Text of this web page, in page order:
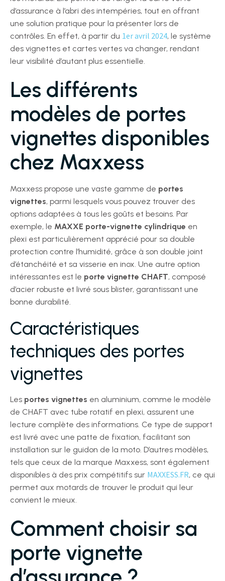
d’assurance à l’abri des intempéries, tout en offrant
une solution pratique pour la présenter lors de
contrôles. En effet, à partir du 1er avril 2024, le système
des vignettes et cartes vertes va changer, rendant
leur visibilité d’autant plus essentielle.
Les différents
modèles de portes
vignettes disponibles
chez Maxxess
Maxxess propose une vaste gamme de portes
vignettes, parmi lesquels vous pouvez trouver des
options adaptées à tous les goûts et besoins. Par
exemple, le MAXXE porte-vignette cylindrique en
plexi est particulièrement apprécié pour sa double
protection contre l’humidité, grâce à son double joint
d’étanchéité et sa visserie en inox. Une autre option
intéressantes est le porte vignette CHAFT, composé
d’acier robuste et livré sous blister, garantissant une
bonne durabilité.
Caractéristiques
techniques des portes
vignettes
Les portes vignettes en aluminium, comme le modèle
de CHAFT avec tube rotatif en plexi, assurent une
lecture complète des informations. Ce type de support
est livré avec une patte de fixation, facilitant son
installation sur le guidon de la moto. D’autres modèles,
tels que ceux de la marque Maxxess, sont également
disponibles à des prix compétitifs sur MAXXESS.FR, ce qui
permet aux motards de trouver le produit qui leur
convient le mieux.
Comment choisir sa
porte vignette